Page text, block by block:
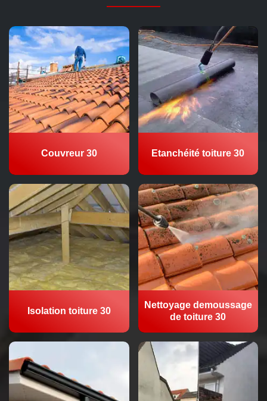
Couvreur 30 Etanchéité toiture 30
Isolation toiture 30
Nettoyage demoussage
de toiture 30